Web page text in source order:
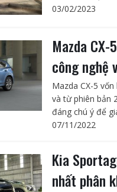
03/02/2023
Mazda
công nghệ
Mazda CX-5
và từ phiên bản
đáng chú ý để
07/11/2022
Kia
nhất phân